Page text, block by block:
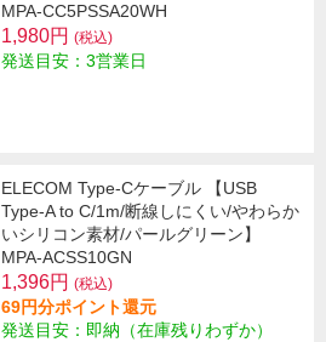
MPA-CC5PSSA20WH
1,980円 (税込)
発送目安：3営業日
ELECOM Type-Cケーブル 【USB
Type-A to C/1m/断線しにくい/やわらか
いシリコン素材/パールグリーン】
MPA-ACSS10GN
1,396円 (税込)
69円分ポイント還元
発送目安：即納（在庫残りわずか）